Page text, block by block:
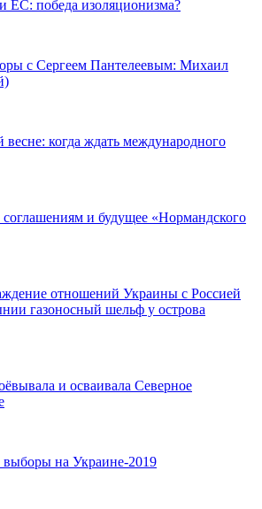
ЕС: победа изоляционизма?
с Сергеем Пантелеевым: Михаил
когда ждать международного
и будущее «Нормандского
отношений Украины с Россией
газоносный шельф у острова
и осваивала Северное
выборы на Украине-2019